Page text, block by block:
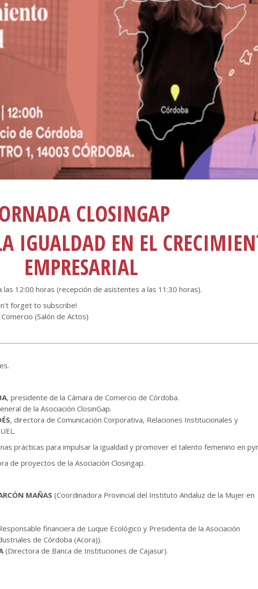
CLOSINGAP
IGUALDAD EN EL
EMPRESARIAL
las 12:00 horas (recepción de asistentes a las 11:30 horas).
forget to subscribe!
(Salón de Actos)
, presidente de la Cámara de Comercio de Córdoba.
de la Asociación ClosinGap.
, directora de Comunicación Corporativa, Relaciones Institucionales y
prácticas para impulsar la igualdad y promover el talento femenino en
de proyectos de la Asociación Closingap.
MAÑAS (Coordinadora Provincial del Instituto Andaluz de la Mujer en
financiera de Luque Ecológico y Presidenta de la Asociación
de Córdoba (Acora)).
(Directora de Banca de Instituciones de Cajasur).